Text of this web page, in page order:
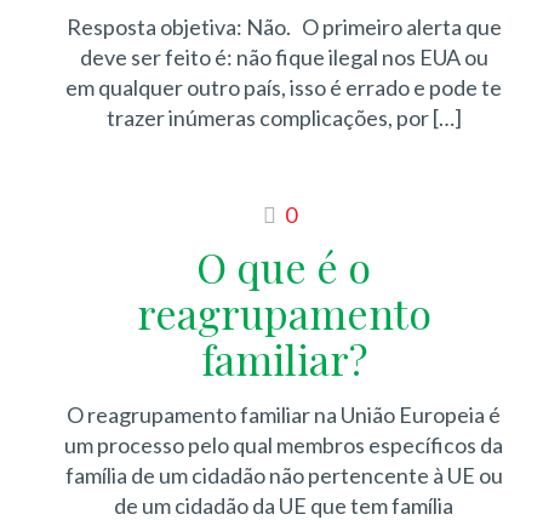
Resposta objetiva: Não. O primeiro alerta que
deve ser feito é: não fique ilegal nos EUA ou
em qualquer outro país, isso é errado e pode te
trazer inúmeras complicações, por[…]
0
O que é o
reagrupamento
familiar?
O reagrupamento familiar na União Europeia é
um processo pelo qual membros específicos da
família de um cidadão não pertencente à UE ou
de um cidadão da UE que tem família